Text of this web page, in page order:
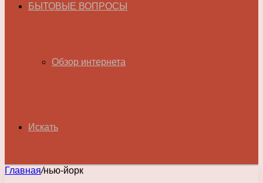
БЫТОВЫЕ ВОПРОСЫ
Обзор интернета
Искать
Главная/нью-йорк